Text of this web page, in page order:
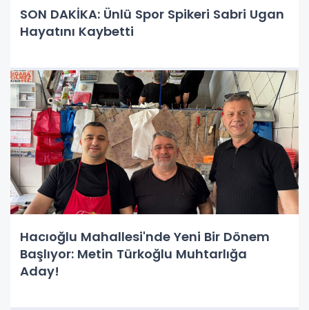
SON DAKİKA: Ünlü Spor Spikeri Sabri Ugan
Hayatını Kaybetti
Hacıoğlu Mahallesi'nde Yeni Bir Dönem
Başlıyor: Metin Türkoğlu Muhtarlığa
Aday!